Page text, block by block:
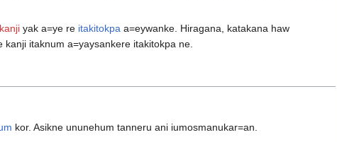
kanji yak a=ye re itakitokpa a=eywanke. Hiragana, katakana haw
itaknum a=yaysankere itakitokpa ne.
kor. Asikne ununehum tanneru ani iumosmanukar=an.